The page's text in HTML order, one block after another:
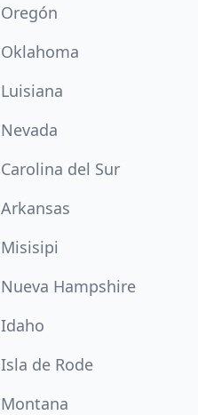
Oregón
Oklahoma
Luisiana
Nevada
Carolina del Sur
Arkansas
Misisipi
Nueva Hampshire
Idaho
Isla de Rode
Montana